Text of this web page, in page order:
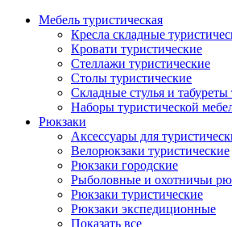
Мебель туристическая
Кресла складные
Кровати туристические
Стеллажи туристические
Столы туристические
Складные стулья и табуреты
Наборы туристической
Рюкзаки
Аксессуары для
Велорюкзаки туристические
Рюкзаки городские
Рыболовные и охотничьи
Рюкзаки туристические
Рюкзаки экспедиционные
Показать все